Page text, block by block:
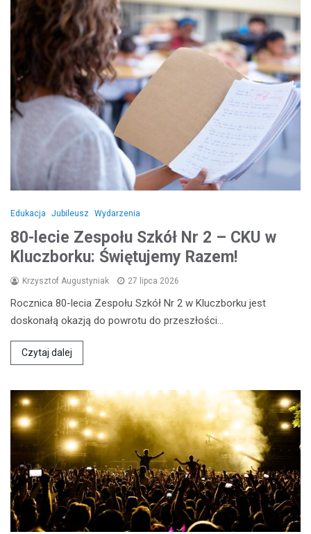
Edukacja Jubileusz Wydarzenia
80-lecie Zespołu Szkół Nr 2 – CKU w
Kluczborku: Świętujemy Razem!
Krzysztof Augustyniak 27 lipca 2026
Rocznica 80-lecia Zespołu Szkół Nr 2 w Kluczborku jest
doskonałą okazją do powrotu do przeszłości…
Czytaj dalej